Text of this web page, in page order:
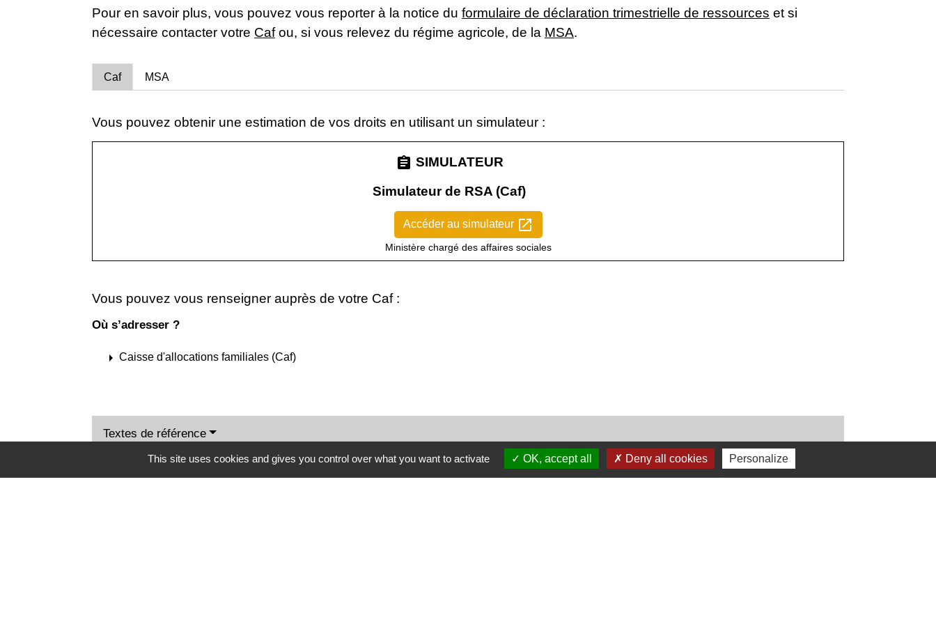
Pour en savoir plus, vous pouvez vous reporter à la notice du formulaire de déclaration trimestrielle de ressources et si
nécessaire contacter votre Cafou, si vous relevez du régime agricole, de la MSA.
Caf MSA
Vous pouvez obtenir une estimation de vos droits en utilisant un simulateur :
assignment SIMULATEUR
Simulateur de RSA (Caf)
Accéder au simulateur open_in_new
Ministère chargé des affaires sociales
Vous pouvez vous renseigner auprès de votre Caf :
Où s’adresser ?
arrow_right Caisse d'allocations familiales (Caf)
Textes de référence
Services en ligne et formulaires
This site uses cookies and gives you control over what you want to activate OK, accept all Deny all cookies Personalize